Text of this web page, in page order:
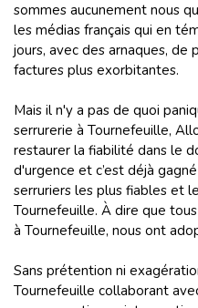
sommes aucunement nous
les médias français qui en
jours, avec des arnaques,
factures plus exorbitantes.
Mais il n'y a pas de quoi
serrurerie à Tournefeuille,
restaurer la fiabilité dans le
d'urgence et c’est déjà
serruriers les plus fiables et
Tournefeuille. À dire que
à Tournefeuille, nous ont
Sans prétention ni
Tournefeuille collaborant